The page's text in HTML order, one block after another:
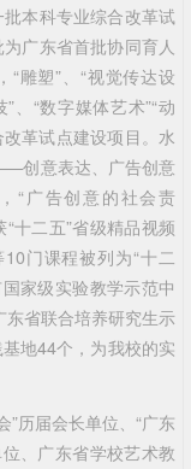
本科专业综合改革试
广东省首批协同育人
雕塑”、“视觉传达设
、“数字媒体艺术”“动
革试点建设项目。水
创意表达、广告创意
“广告创意的社会责
十二五”省级精品视频
门课程被列为“十二
家级实验教学示范中
省联合培养研究生示
地44个，为我校的实
历届会长单位、“广东
、广东省学校艺术教